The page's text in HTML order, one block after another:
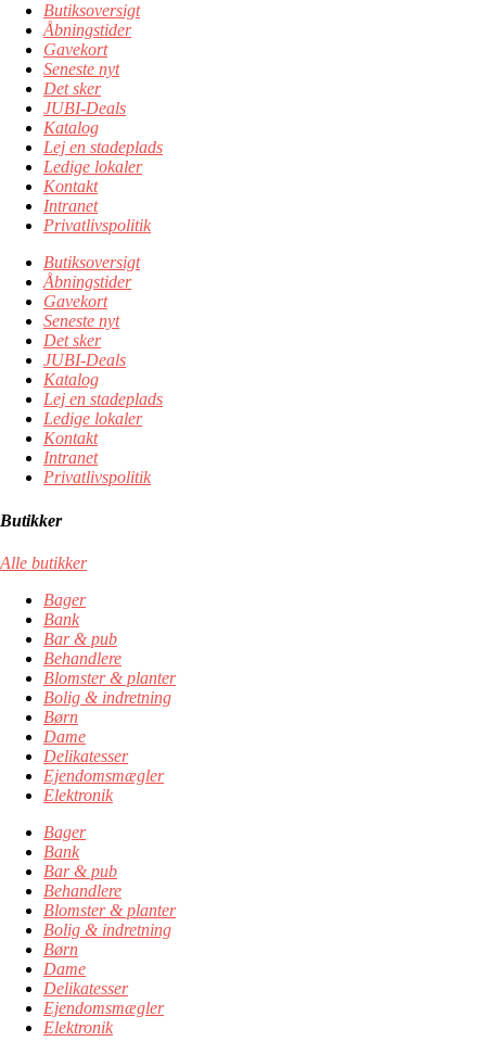
Butiksoversigt
Åbningstider
Gavekort
Seneste nyt
Det sker
JUBI-Deals
Katalog
Lej en stadeplads
Ledige lokaler
Kontakt
Intranet
Privatlivspolitik
Butiksoversigt
Åbningstider
Gavekort
Seneste nyt
Det sker
JUBI-Deals
Katalog
Lej en stadeplads
Ledige lokaler
Kontakt
Intranet
Privatlivspolitik
Butikker
Alle butikker
Bager
Bank
Bar & pub
Behandlere
Blomster & planter
Bolig & indretning
Børn
Dame
Delikatesser
Ejendomsmægler
Elektronik
Bager
Bank
Bar & pub
Behandlere
Blomster & planter
Bolig & indretning
Børn
Dame
Delikatesser
Ejendomsmægler
Elektronik